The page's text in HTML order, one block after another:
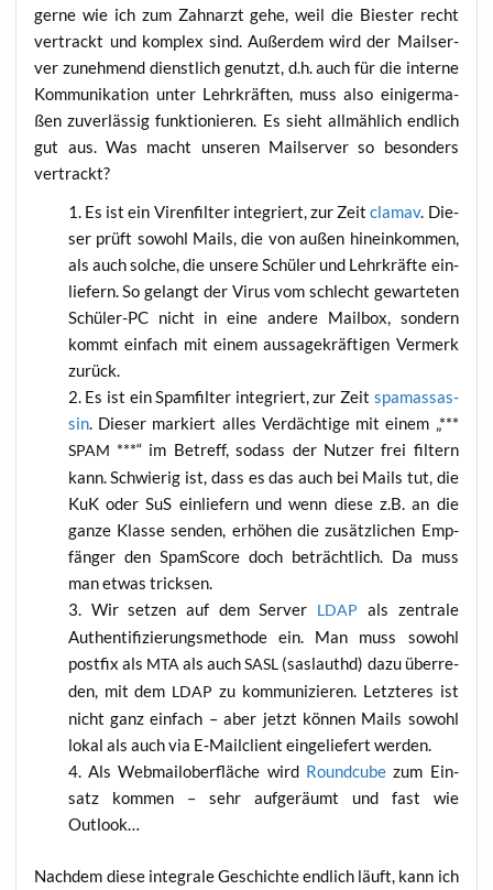
ger­ne wie ich zum Zahn­arzt gehe, weil die Bies­ter recht
ver­trackt und kom­plex sind. Außer­dem wird der Mail­ser­
ver zuneh­mend dienst­lich genutzt, d.h. auch für die inter­ne
Kom­mu­ni­ka­ti­on unter Lehr­kräf­ten, muss also eini­ger­ma­
ßen zuver­läs­sig funk­tio­nie­ren. Es sieht all­mäh­lich end­lich
gut aus. Was macht unse­ren Mail­ser­ver so beson­ders
vertrackt?
Es ist ein Viren­fil­ter inte­griert, zur Zeit cla­mav. Die­
ser prüft sowohl Mails, die von außen hin­ein­kom­men,
als auch sol­che, die unse­re Schü­ler und Lehr­kräf­te ein­
lie­fern. So gelangt der Virus vom schlecht gewar­te­ten
Schü­ler-PC nicht in eine ande­re Mail­box, son­dern
kommt ein­fach mit einem aus­sa­ge­kräf­ti­gen Ver­merk
zurück.
Es ist ein Spam­fil­ter inte­griert, zur Zeit spamass­as­
sin. Die­ser mar­kiert alles Ver­däch­ti­ge mit einem „***
SPAM ***“ im Betreff, sodass der Nut­zer frei fil­tern
kann. Schwie­rig ist, dass es das auch bei Mails tut, die
KuK oder SuS ein­lie­fern und wenn die­se z.B. an die
gan­ze Klas­se sen­den, erhö­hen die zusätz­li­chen Emp­
fän­ger den Spam­S­core doch beträcht­lich. Da muss
man etwas tricksen.
Wir set­zen auf dem Ser­ver LDAP als zen­tra­le
Authen­ti­fi­zie­rungs­me­tho­de ein. Man muss sowohl
post­fix als MTA als auchSASL (sas­lau­thd) dazu über­re­
den, mit dem LDAP zu kom­mu­ni­zie­ren. Letz­te­res ist
nicht ganz ein­fach – aber jetzt kön­nen Mails sowohl
lokal als auch via E‑Mailclient ein­ge­lie­fert werden.
Als Web­mail­ober­flä­che wird Round­cu­be zum Ein­
satz kom­men – sehr auf­ge­räumt und fast wie
Outlook…
Nach­dem die­se inte­gra­le Geschich­te end­lich läuft, kann ich